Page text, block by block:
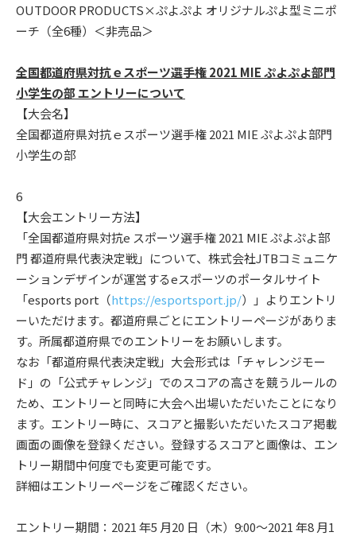
OUTDOOR PRODUCTS×ぷよぷよ オリジナルぷよ型ミニポ
ーチ（全6種）＜非売品＞
全国都道府県対抗ｅスポーツ選手権 2021 MIE ぷよぷよ部門
小学生の部 エントリーについて
【大会名】
全国都道府県対抗ｅスポーツ選手権 2021 MIE ぷよぷよ部門
小学生の部
6
【大会エントリー方法】
「全国都道府県対抗e スポーツ選手権 2021 MIE ぷよぷよ部
門 都道府県代表決定戦」について、株式会社JTBコミュニケ
ーションデザインが運営するeスポーツのポータルサイト
「esports port（https://esportsport.jp/）」よりエントリ
ーいただけます。都道府県ごとにエントリーページがありま
す。所属都道府県でのエントリーをお願いします。
なお「都道府県代表決定戦」大会形式は「チャレンジモー
ド」の「公式チャレンジ」でのスコアの高さを競うルールの
ため、エントリーと同時に大会へ出場いただいたことになり
ます。エントリー時に、スコアと撮影いただいたスコア掲載
画面の画像を登録ください。登録するスコアと画像は、エン
トリー期間中何度でも変更可能です。
詳細はエントリーページをご確認ください。
エントリー期間：2021 年5 月20 日（木）9:00～2021 年8 月1